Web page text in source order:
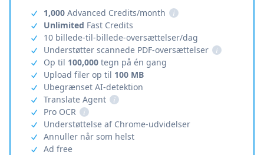
1,000 Advanced Credits/month
i
Unlimited Fast Credits
10 billede-til-billede-oversættelser/dag
Understøtter scannede PDF-oversættelser
i
Op til 100,000 tegn på én gang
Upload filer op til 100 MB
Ubegrænset AI-detektion
Translate Agent
i
Pro OCR
i
Understøttelse af Chrome-udvidelser
Annuller når som helst
Ad free